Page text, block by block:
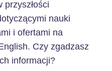
przyszłości
nauki
i ofertami na
Czy zgadzasz
informacji?